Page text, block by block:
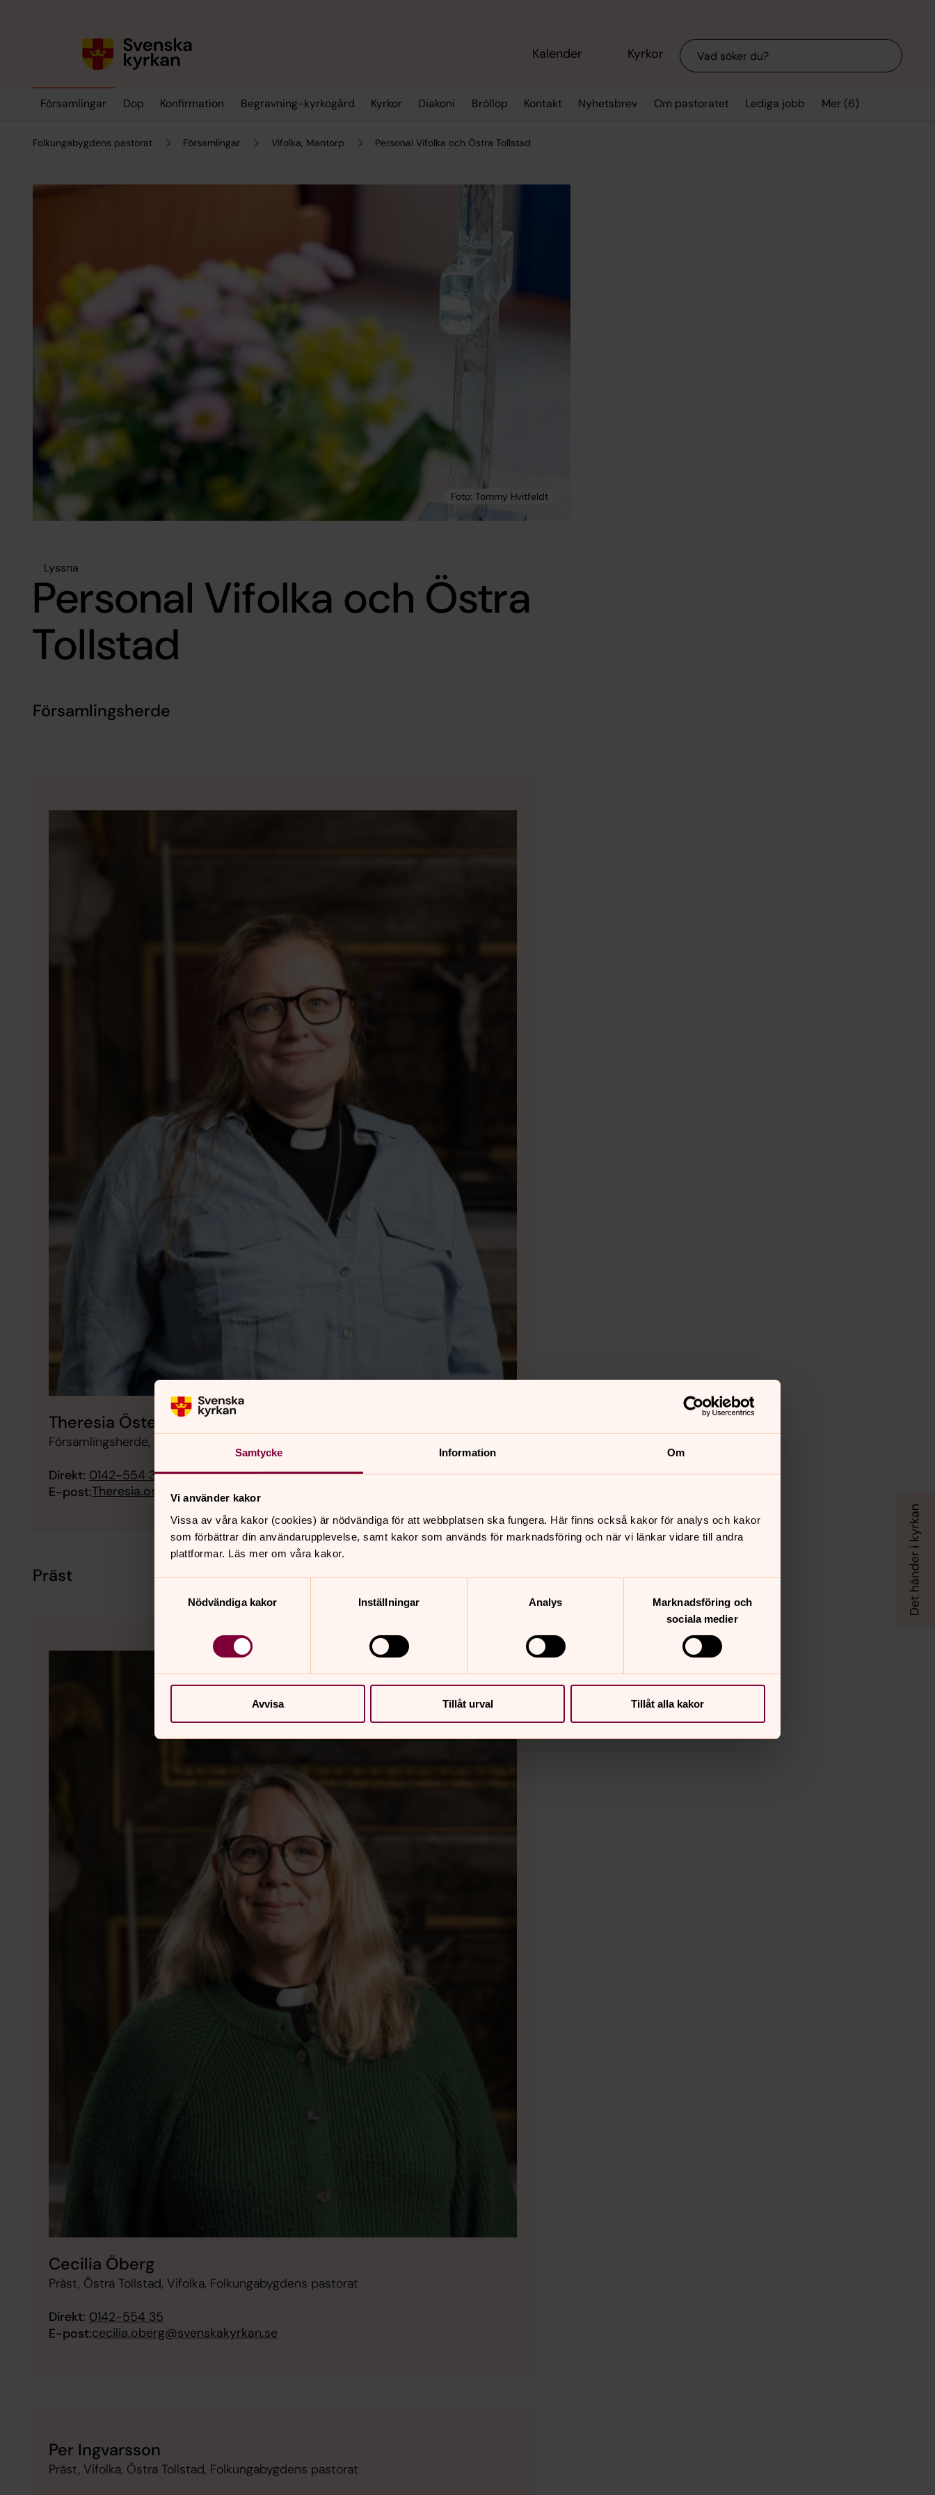
Samtycke Information Om
Vi använder kakor
Vissa av våra kakor (cookies) är nödvändiga för att webbplatsen ska fungera. Här finns också kakor för analys och kakor
som förbättrar din användarupplevelse, samt kakor som används för marknadsföring och när vi länkar vidare till andra
plattformar. Läs mer om våra kakor.
Nödvändiga kakor
Inställningar Analys
Marknadsföring och
sociala medier
Avvisa Tillåt urval Tillåt alla kakor
Kalender Kyrkor Sök
Församlingar Dop Konfirmation Begravning-kyrkogård Kyrkor Diakoni Bröllop Kontakt Nyhetsbrev Om pastoratet Lediga jobb Mer (6)
Folkungabygdens pastorat Församlingar Vifolka, Mantorp Personal Vifolka och Östra Tollstad
Lyssna
Personal Vifolka och Östra
Tollstad
Församlingsherde
Theresia Österlund
Församlingsherde, Präst, Östra Tollstad, Vifolka, Folkungabygdens pastorat
Direkt: 0142-554 31
E-post:Theresia.osterlund@svenskakyrkan.se
Präst
Cecilia Öberg
Präst, Östra Tollstad, Vifolka, Folkungabygdens pastorat
Direkt: 0142-554 35
E-post:cecilia.oberg@svenskakyrkan.se
Per Ingvarsson
Präst, Vifolka, Östra Tollstad, Folkungabygdens pastorat